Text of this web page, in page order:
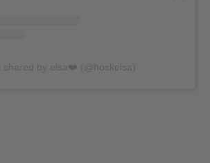
shared by elsa❤️ (@hoskelsa)